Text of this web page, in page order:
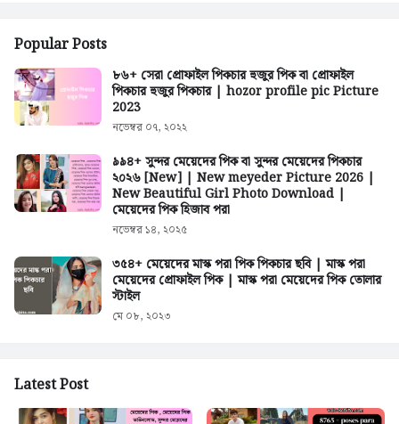
Popular Posts
৮৬+ সেরা প্রোফাইল পিকচার হুজুর পিক বা প্রোফাইল
পিকচার হুজুর পিকচার | hozor profile pic Picture
2023
নভেম্বর ০৭, ২০২২
৯৯৪+ সুন্দর মেয়েদের পিক বা সুন্দর মেয়েদের পিকচার
২০২৬ [New] | New meyeder Picture 2026 |
New Beautiful Girl Photo Download |
মেয়েদের পিক হিজাব পরা
নভেম্বর ১৪, ২০২৫
৩৫৪+ মেয়েদের মাস্ক পরা পিক পিকচার ছবি | মাস্ক পরা
মেয়েদের প্রোফাইল পিক | মাস্ক পরা মেয়েদের পিক তোলার
স্টাইল
মে ০৮, ২০২৩
Latest Post